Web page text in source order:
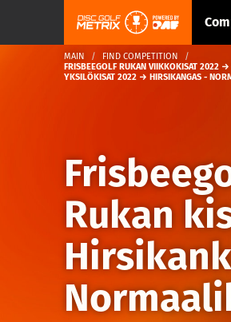
MAIN
FIND COMPETITION
FRISBEEGOLF RUKAN VIIKKOKISAT 2022
YKSILÖKISAT 2022 → HIRSIKANGAS -
Rukan